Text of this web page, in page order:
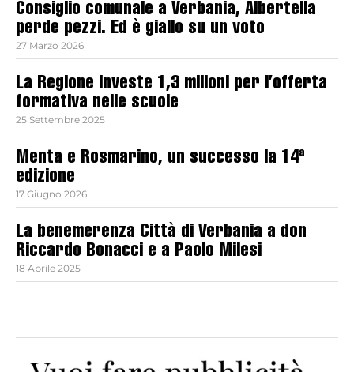
Consiglio comunale a Verbania, Albertella
perde pezzi. Ed è giallo su un voto
27 Marzo 2026
La Regione investe 1,3 milioni per l’offerta
formativa nelle scuole
25 Settembre 2025
Menta e Rosmarino, un successo la 14ª
edizione
17 Giugno 2026
La benemerenza Città di Verbania a don
Riccardo Bonacci e a Paolo Milesi
18 Aprile 2025